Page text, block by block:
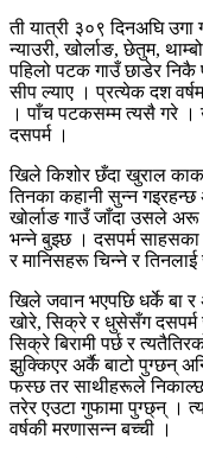
ती यात्री ३०९ दिनअघि उगा
न्याउरी, खोर्लाङ, छेतुम,
पहिलो पटक गाउँ छाडेर निकै
सीप ल्याए । प्रत्येक दश
। पाँच पटकसम्म त्यसै गरे
दसपर्म ।
खिले किशोर छँदा खुराल
तिनका कहानी सुन्न
खोर्लाङ गाउँ जाँदा उसले
भन्ने बुझ्छ । दसपर्म साहसका
र मानिसहरू चिन्ने र तिनलाई
खिले जवान भएपछि धर्के बा
खोरे, सिक्रे र धुसेसँग दसपर्म
सिक्रे बिरामी पर्छ र
झुक्किएर अर्कै बाटो पुग्छन्
फस्छ तर साथीहरूले
तरेर एउटा गुफामा पुग्छ्न् ।
वर्षकी मरणासन्न बच्ची ।